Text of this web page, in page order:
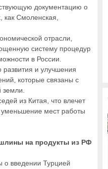
документацию о
как Смоленская,
отрасли,
систему процедур
в России.
развития и улучшения
которые связаны с
из Китая, что влечет
уменьшение мест работы
на продукты из РФ
о введении Турцией